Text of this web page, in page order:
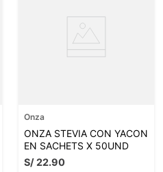
Onza
ONZA STEVIA CON YACON
EN SACHETS X 50UND
S/22.90